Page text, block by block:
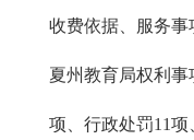
收费依据、服务
夏州教育局权利事
项、行政处罚11项